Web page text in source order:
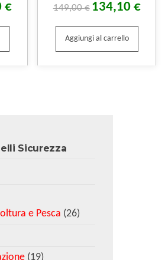
€ 149,00€ 134,10 €
Aggiungi al carrello
Sicurezza
e Pesca (26)
(19)